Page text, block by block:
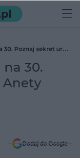
30. Poznaj sekret urody
30.
Anety
Dodaj do Google